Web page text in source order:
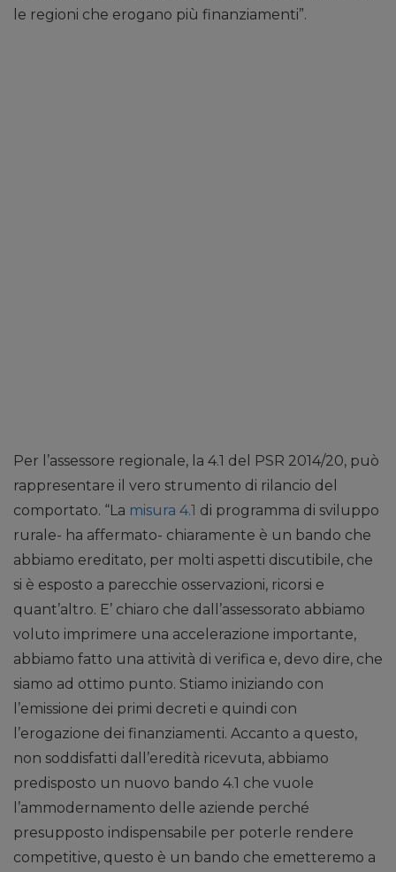
le regioni che erogano più finanziamenti”.
Per l’assessore regionale, la 4.1 del PSR 2014/20, può
rappresentare il vero strumento di rilancio del
comportato. “La misura 4.1 di programma di sviluppo
rurale- ha affermato- chiaramente è un bando che
abbiamo ereditato, per molti aspetti discutibile, che
si è esposto a parecchie osservazioni, ricorsi e
quant’altro. E’ chiaro che dall’assessorato abbiamo
voluto imprimere una accelerazione importante,
abbiamo fatto una attività di verifica e, devo dire, che
siamo ad ottimo punto. Stiamo iniziando con
l’emissione dei primi decreti e quindi con
l’erogazione dei finanziamenti. Accanto a questo,
non soddisfatti dall’eredità ricevuta, abbiamo
predisposto un nuovo bando 4.1 che vuole
l’ammodernamento delle aziende perché
presupposto indispensabile per poterle rendere
competitive, questo è un bando che emetteremo a